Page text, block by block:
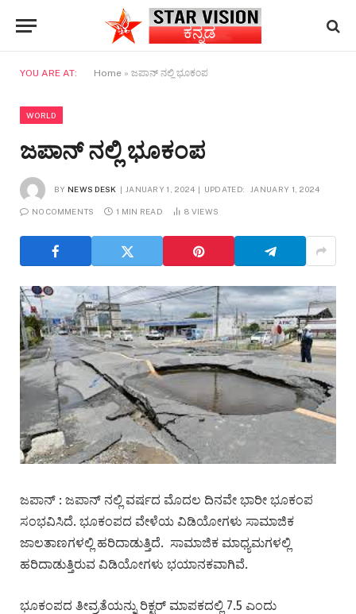
YOU ARE AT: Home » ಜಪಾನ್ ನಲ್ಲಿ ಭೂಕಂಪ
WORLD
ಜಪಾನ್ ನಲ್ಲಿ ಭೂಕಂಪ
BY NEWS DESK JANUARY 1, 2024 UPDATED: JANUARY 1, 2024
NO COMMENTS 1 MIN READ 8 VIEWS
ಜಪಾನ್ : ಜಪಾನ್ ನಲ್ಲಿ ವರ್ಷದ ಮೊದಲ ದಿನವೇ ಭಾರೀ ಭೂಕಂಪ
ಸಂಭವಿಸಿದೆ. ಭೂಕಂಪದ ವೇಳೆಯ ವಿಡಿಯೋಗಳು ಸಾಮಾಜಿಕ
ಜಾಲತಾಣಗಳಲ್ಲಿ ಹರಿದಾಡುತ್ತಿದೆ. ಸಾಮಾಜಿಕ ಮಾಧ್ಯಮಗಳಲ್ಲಿ
ಹರಿದಾಡುತ್ತಿರುವ ವಿಡಿಯೋಗಳು ಭಯಾನಕವಾಗಿವೆ.
ಭೂಕಂಪದ ತೀವ್ರತೆಯನ್ನು ರಿಕ್ಟರ್ ಮಾಪಕದಲ್ಲಿ 7.5 ಎಂದು